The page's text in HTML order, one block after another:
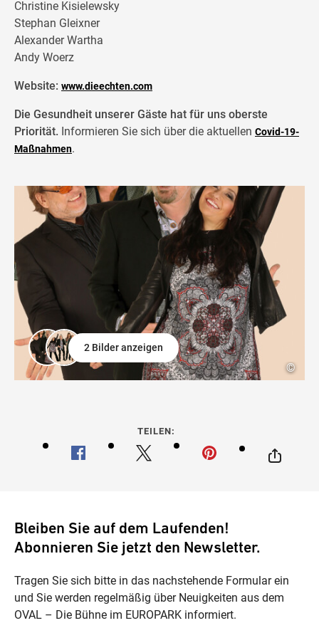
Christine Kisielewsky
Stephan Gleixner
Alexander Wartha
Andy Woerz
Website: www.dieechten.com
Die Gesundheit unserer Gäste hat für uns oberste
Priorität. Informieren Sie sich über die aktuellen Covid-19-
Maßnahmen.
©
2 Bilder anzeigen
TEILEN:
Bleiben Sie auf dem Laufenden!
Abonnieren Sie jetzt den Newsletter.
Tragen Sie sich bitte in das nachstehende Formular ein
und Sie werden regelmäßig über Neuigkeiten aus dem
OVAL – Die Bühne im EUROPARK informiert.